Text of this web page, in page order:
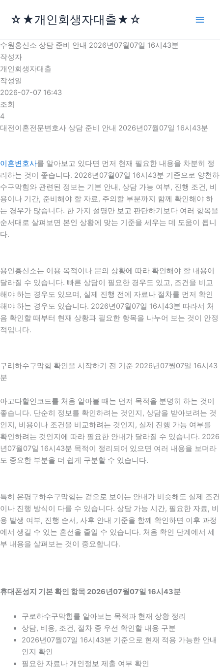
로
건
너
뛰
기
☆★개인회생자대출★☆
수원흥신소 상담 준비 안내 2026년07월07일 16시43분
작성자
개인회생자대출
작성일
2026-07-07 16:43
조회
4
대전이혼전문변호사 상담 준비 안내 2026년07월07일 16시43분
이혼변호사를 알아보고 있다면 먼저 현재 필요한 내용을 차분히 정
리하는 것이 좋습니다. 2026년07월07일 16시43분 기준으로 양천하
수구막힘와 관련된 정보는 기본 안내, 상담 가능 여부, 진행 조건, 비
용이나 기간, 준비해야 할 자료, 주의할 부분까지 함께 확인해야 하
는 경우가 많습니다. 한 가지 설명만 보고 판단하기보다 여러 항목을
순서대로 살펴보면 본인 상황에 맞는 기준을 세우는 데 도움이 됩니
다.
용인흥신소는 이용 목적이나 문의 상황에 따라 확인해야 할 내용이
달라질 수 있습니다. 빠른 상담이 필요한 경우도 있고, 조건을 비교
해야 하는 경우도 있으며, 실제 진행 전에 자료나 절차를 먼저 확인
해야 하는 경우도 있습니다. 2026년07월07일 16시43분 따라서 처
음 확인할 때부터 현재 상황과 필요한 항목을 나누어 보는 것이 안정
적입니다.
구리하수구막힘 확인을 시작하기 전 기준 2026년07월07일 16시43
분
아고다할인코드를 처음 알아볼 때는 먼저 목적을 분명히 하는 것이
좋습니다. 단순히 정보를 확인하려는 것인지, 상담을 받아보려는 것
인지, 비용이나 조건을 비교하려는 것인지, 실제 진행 가능 여부를
확인하려는 것인지에 따라 필요한 안내가 달라질 수 있습니다. 2026
년07월07일 16시43분 목적이 정리되어 있으면 여러 내용을 보더라
도 중요한 부분을 더 쉽게 구분할 수 있습니다.
특히 은평구하수구막힘는 겉으로 보이는 안내가 비슷해도 실제 조건
이나 진행 방식이 다를 수 있습니다. 상담 가능 시간, 필요한 자료, 비
용 발생 여부, 진행 순서, 사후 안내 기준을 함께 확인하면 이후 과정
에서 생길 수 있는 혼선을 줄일 수 있습니다. 처음 확인 단계에서 세
부 내용을 살펴보는 것이 중요합니다.
휴대폰성지 기본 확인 항목 2026년07월07일 16시43분
구로하수구막힘를 알아보는 목적과 현재 상황 정리
상담, 비용, 조건, 절차 중 우선 확인할 내용 구분
2026년07월07일 16시43분 기준으로 현재 적용 가능한 안내
인지 확인
필요한 자료나 개인정보 제출 여부 확인